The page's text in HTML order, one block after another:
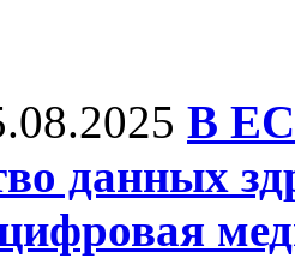
В ЕС
данных